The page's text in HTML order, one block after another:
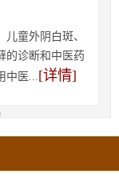
儿童外阴白斑、
的诊断和中医药
中医...[详情]